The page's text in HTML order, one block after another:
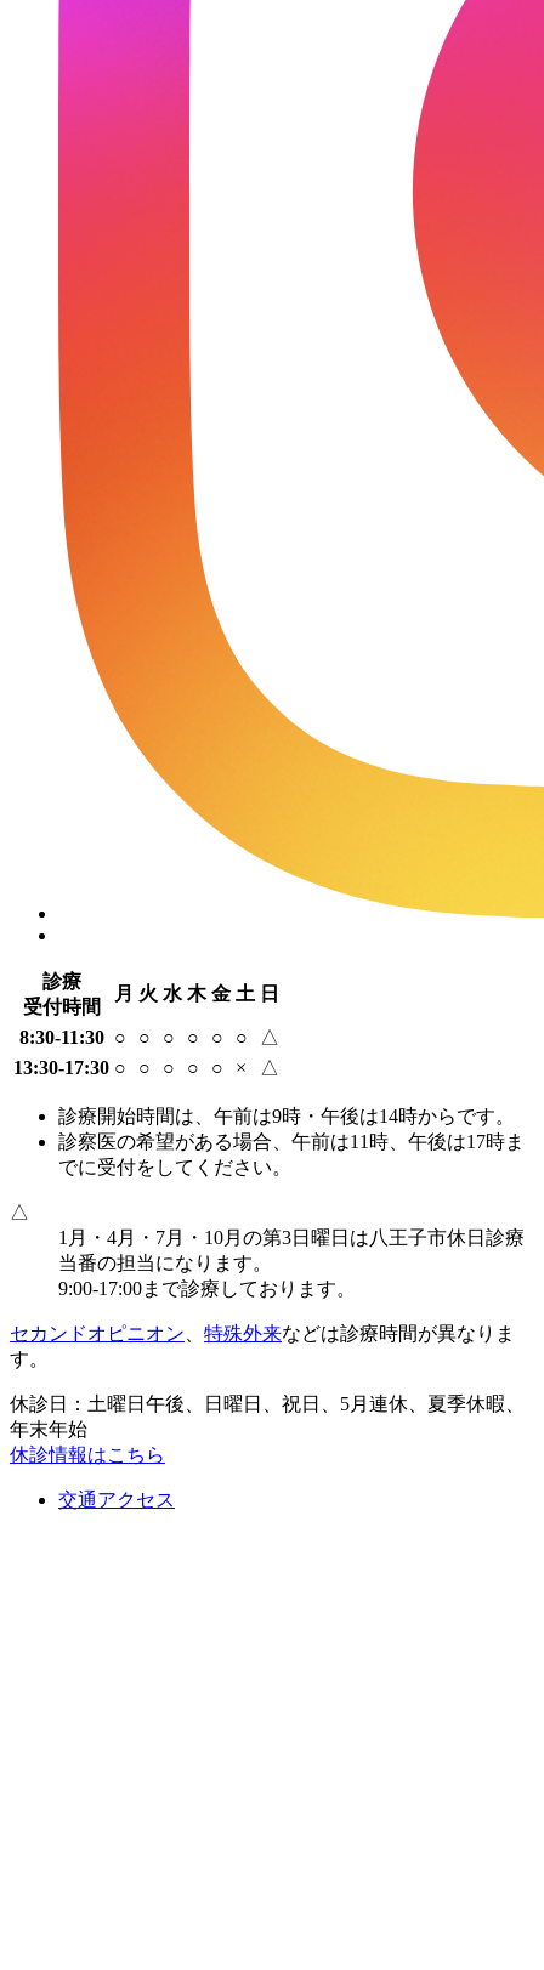
診療
受付時間
月 火 水 木 金 土 日
8:30-11:30 ○ ○ ○ ○ ○ ○
△
13:30-17:30 ○ ○ ○ ○ ○ × △
診療開始時間は、午前は9時・午後は14時からです。
診察医の希望がある場合、午前は11時、午後は17時ま
でに受付をしてください。
△
1月・4月・7月・10月の第3日曜日は八王子市休日診療
当番の担当になります。
9:00-17:00まで診療しております。
セカンドオピニオン 特殊外来などは診療時間が異なりま
す。
休診日：土曜日午後、日曜日、祝日、5月連休、夏季休暇、
年末年始
休診情報はこちら
交通アクセス